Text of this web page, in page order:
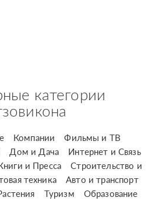
категории
Компании
Фильмы и ТВ
Дом и Дача
Интернет и Связь
и Пресса
Строительство и
техника
Авто и транспорт
Туризм
Образование